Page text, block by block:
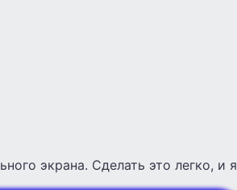
экрана. Сделать это легко, и я